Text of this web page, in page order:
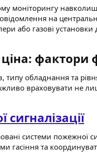
моніторингу
на
або газові установки
ціна:
типу обладнання та
враховувати не
системи
гасіння та